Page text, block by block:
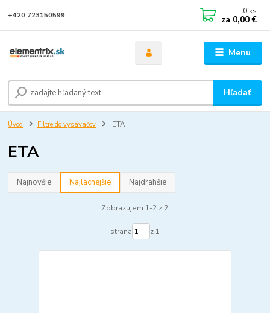
Menu
Hľadať
+420 723150599 0 ks
za 0,00 €
Úvod Filtre do vysávačov ETA
ETA
Najnovšie Najlacnejšie Najdrahšie
Zobrazujem 1-2 z 2
strana z 1